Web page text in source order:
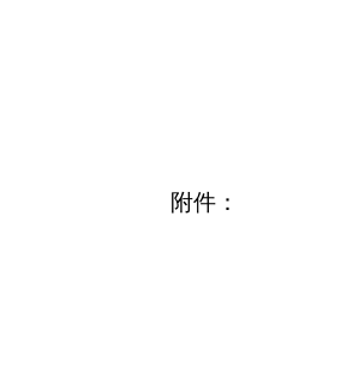
附件：